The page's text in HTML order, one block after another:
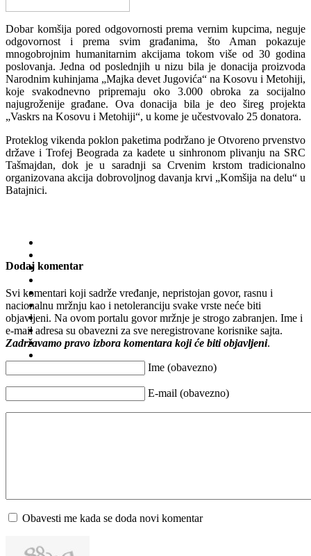
Dobar komšija pored odgovornosti prema vernim kupcima, neguje
odgovornost i prema svim građanima, što Aman pokazuje
mnogobrojnim humanitarnim akcijama tokom više od 30 godina
poslovanja. Jedna od poslednjih u nizu bila je donacija proizvoda
Narodnim kuhinjama „Majka devet Jugovića“ na Kosovu i Metohiji,
koje svakodnevno pripremaju oko 3.000 obroka za socijalno
najugroženije građane. Ova donacija bila je deo šireg projekta
„Vaskrs na Kosovu i Metohiji“, u kome je učestvovalo 25 donatora.
Proteklog vikenda poklon paketima podržano je Otvoreno prvenstvo
države i Trofej Beograda za kadete u sinhronom plivanju na SRC
Tašmajdan, dok je u saradnji sa Crvenim krstom tradicionalno
organizovana akcija dobrovoljnog davanja krvi „Komšija na delu“ u
Batajnici.
Dodaj komentar
Svi komentari koji sadrže vređanje, nepristojan govor, rasnu i
nacionalnu mržnju kao i netoleranciju svake vrste neće biti
objavljeni. Na ovom portalu govor mržnje je strogo zabranjen. Ime i
e-mail adresa su obavezni za sve neregistrovane korisnike sajta.
Zadržavamo pravo izbora komentara koji će biti objavljeni.
Ime (obavezno)
E-mail (obavezno)
Obavesti me kada se doda novi komentar